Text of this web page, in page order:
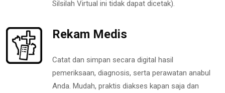
Silsilah Virtual ini tidak dapat dicetak).
Rekam Medis
Catat dan simpan secara digital hasil
pemeriksaan, diagnosis, serta perawatan anabul
Anda. Mudah, praktis diakses kapan saja dan